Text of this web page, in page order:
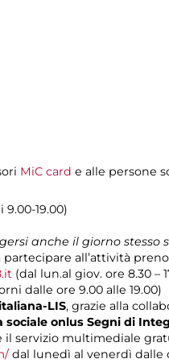
MiC card e alle persone
19.00)
anche il giorno stesso
all’attività
(dal lun.al giov. ore 8.30 –
dalle ore 9.00 alle 19.00)
LIS, grazie alla
onlus Segni di
il servizio multimediale
dal lunedì al venerdì dalle